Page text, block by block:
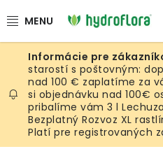
na
RASTLINY
UMELÉ RASTLINY
KVETINÁČE
starostí s poštovným:
nad 100 € zaplatíme za
si objednávku nad 100€
pribalíme vám 3 l Lechuza
Bezplatný Rozvoz XL
Platí pre registrovaných